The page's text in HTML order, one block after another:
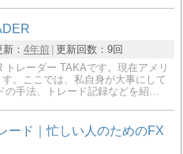
新： 4年前 更新回数： 9回
トレーダー TAKAです。現在アメリ
。ここでは、私自身が大事にして
の手法、トレード記録などを紹…
ード｜忙しい人のためのFX